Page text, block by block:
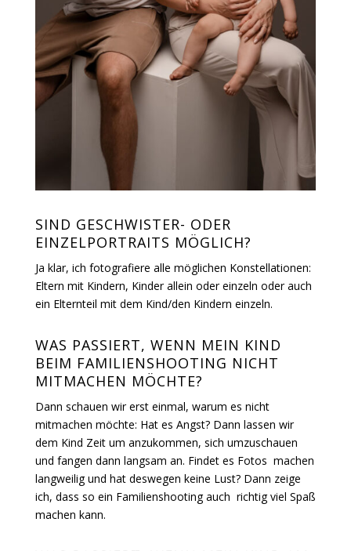
SIND GESCHWISTER- ODER
EINZELPORTRAITS MÖGLICH?
Ja klar, ich fotografiere alle möglichen Konstellationen:
Eltern mit Kindern, Kinder allein oder einzeln oder auch
ein Elternteil mit dem Kind/den Kindern einzeln.
WAS PASSIERT, WENN MEIN KIND
BEIM FAMILIENSHOOTING NICHT
MITMACHEN MÖCHTE?
Dann schauen wir erst einmal, warum es nicht
mitmachen möchte: Hat es Angst? Dann lassen wir
dem Kind Zeit um anzukommen, sich umzuschauen
und fangen dann langsam an. Findet es Fotos machen
langweilig und hat deswegen keine Lust? Dann zeige
ich, dass so ein Familienshooting auch richtig viel Spaß
machen kann.